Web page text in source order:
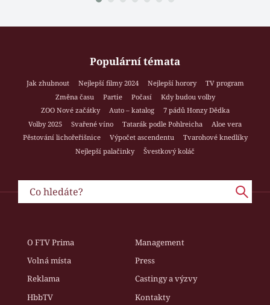
Populární témata
Jak zhubnout Nejlepší filmy 2024 Nejlepší horory
TV program
Změna času
Partie Počasí
Kdy budou volby
ZOO Nové začátky
Auto – katalog
7 pádů Honzy Dědka
Volby 2025
Svařené víno Tatarák podle Pohlreicha
Aloe vera
Pěstování lichořeřišnice
Výpočet ascendentu
Tvarohové knedlíky
Nejlepší palačinky
Švestkový koláč
O FTV Prima
Management
Volná místa
Press
Reklama
Castingy a výzvy
HbbTV
Kontakty